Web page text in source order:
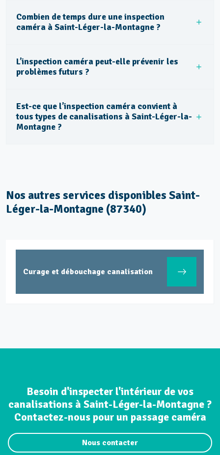
Combien de temps dure une inspection
caméra à Saint-Léger-la-Montagne ?
L’inspection caméra peut-elle prévenir les
problèmes futurs ?
Est-ce que l’inspection caméra convient à
tous types de canalisations à Saint-Léger-la-
Montagne ?
Nos autres services disponibles Saint-
Léger-la-Montagne (87340)
Curage et débouchage canalisation
Besoin d'inspecter l'intérieur de vos
canalisations à Saint-Léger-la-Montagne ?
Contactez-nous pour un passage caméra
Nous contacter